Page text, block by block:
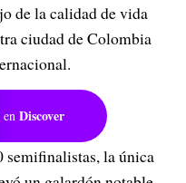
de la calidad de vida
ciudad de Colombia
en Discover
semifinalistas, la única